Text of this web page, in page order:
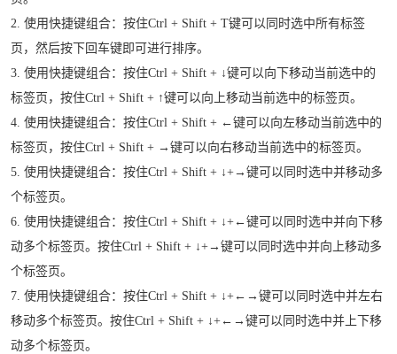
2. 使用快捷键组合：按住Ctrl + Shift + T键可以同时选中所有标签
页，然后按下回车键即可进行排序。
3. 使用快捷键组合：按住Ctrl + Shift + ↓键可以向下移动当前选中的
标签页，按住Ctrl + Shift + ↑键可以向上移动当前选中的标签页。
4. 使用快捷键组合：按住Ctrl + Shift + ←键可以向左移动当前选中的
标签页，按住Ctrl + Shift + →键可以向右移动当前选中的标签页。
5. 使用快捷键组合：按住Ctrl + Shift + ↓+→键可以同时选中并移动多
个标签页。
6. 使用快捷键组合：按住Ctrl + Shift + ↓+←键可以同时选中并向下移
动多个标签页。按住Ctrl + Shift + ↓+→键可以同时选中并向上移动多
个标签页。
7. 使用快捷键组合：按住Ctrl + Shift + ↓+←→键可以同时选中并左右
移动多个标签页。按住Ctrl + Shift + ↓+←→键可以同时选中并上下移
动多个标签页。